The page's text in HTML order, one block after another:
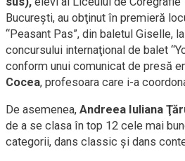
Bucureşti, au obţinut în premieră
“Peasant Pas”, din baletul Giselle,
concursului internaţional de balet
conform unui comunicat de presă
Cocea, profesoara care i-a
De asemenea, Andreea Iuliana
de a se clasa în top 12 cele mai
categorii, dans classic şi dans